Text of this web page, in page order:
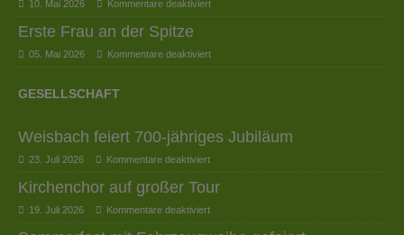
10. Mai 2026 Kommentare deaktiviert
Erste Frau an der Spitze
05. Mai 2026 Kommentare deaktiviert
GESELLSCHAFT
Weisbach feiert 700-jähriges Jubiläum
23. Juli 2026 Kommentare deaktiviert
Kirchenchor auf großer Tour
19. Juli 2026 Kommentare deaktiviert